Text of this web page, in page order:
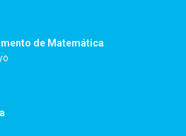
de Matemática